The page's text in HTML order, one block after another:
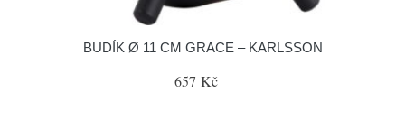
BUDÍK Ø 11 CM GRACE – KARLSSON
657 Kč